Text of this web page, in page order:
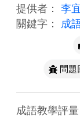
提供者： 李
關鍵字： 成
問題
成語教學評量